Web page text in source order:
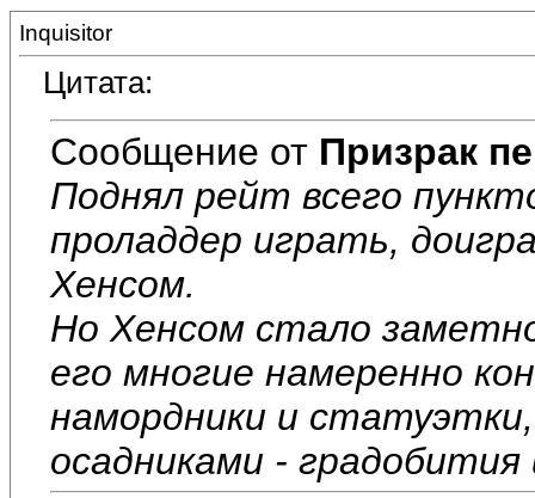
Inquisitor
Цитата:
Сообщение от Призрак
Поднял рейт всего
проладдер играть,
Хенсом.
Но Хенсом стало
его многие намеренно
намордники и
осадниками - градобития